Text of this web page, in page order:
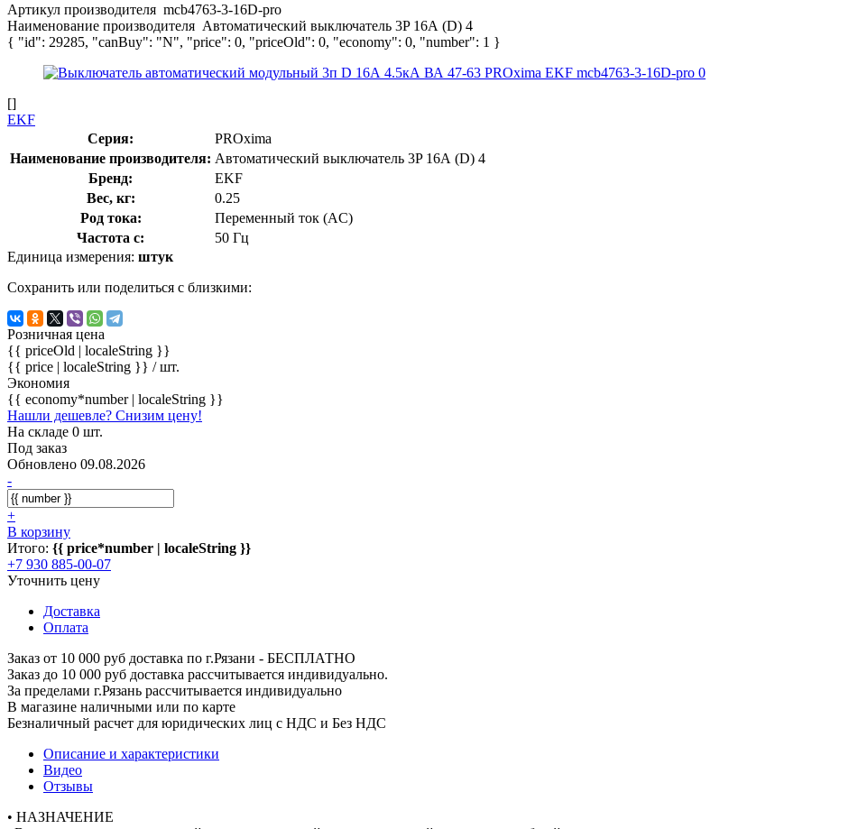
Артикул производителя mcb4763-3-16D-pro
Наименование производителя Автоматический выключатель 3P 16А (D) 4
{ "id": 29285, "canBuy": "N", "price": 0, "priceOld": 0, "economy": 0, "number": 1 }
[]
EKF
Серия:
PROxima
Наименование производителя: Автоматический выключатель 3P 16А (D) 4
Бренд:
EKF
Вес, кг:
0.25
Род тока:
Переменный ток (AC)
Частота с:
50 Гц
Единица измерения: штук
Сохранить или поделиться с близкими:
Розничная цена
{{ priceOld | localeString }}
{{ price | localeString }} / шт.
Экономия
{{ economy*number | localeString }}
Нашли дешевле? Снизим цену!
На складе 0 шт.
Под заказ
Обновлено 09.08.2026
-
+
В корзину
Итого: {{ price*number | localeString }}
+7 930 885-00-07
Уточнить цену
Доставка
Оплата
Заказ от 10 000 руб доставка по г.Рязани - БЕСПЛАТНО
Заказ до 10 000 руб доставка рассчитывается индивидуально.
За пределами г.Рязань рассчитывается индивидуально
В магазине наличными или по карте
Безналичный расчет для юридических лиц с НДС и Без НДС
Описание и характеристики
Видео
Отзывы
• НАЗНАЧЕНИЕ